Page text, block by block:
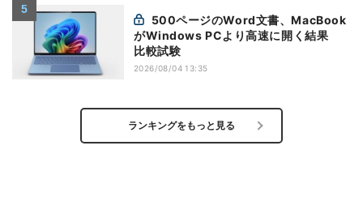
がWindows PCより高速に開く結果
比較試験
2026/08/04 13:35
ランキングをもっと見る